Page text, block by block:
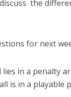
the
for next
in a penalty
is in a playable